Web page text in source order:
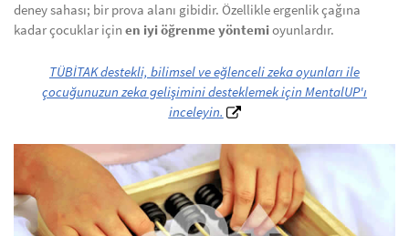
deney sahası; bir prova alanı gibidir. Özellikle ergenlik çağına
kadar çocuklar için en iyi öğrenme yöntemioyunlardır.
TÜBİTAK destekli, bilimsel ve eğlenceli zeka oyunları ile
çocuğunuzun zeka gelişimini desteklemek için MentalUP'ı
inceleyin.